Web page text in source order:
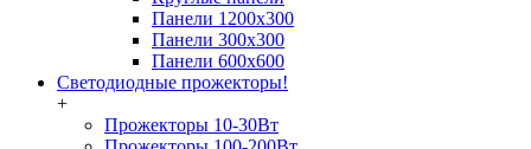
Панели 1200х300
Панели 300х300
Панели 600х600
Светодиодные прожекторы!
+
Прожекторы 10-30Вт